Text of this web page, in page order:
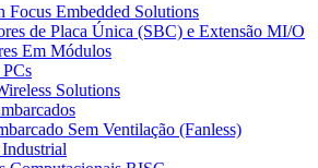
Focus Embedded Solutions
de Placa Única (SBC) e Extensão MI/O
Em Módulos
Solutions
Sem Ventilação (Fanless)